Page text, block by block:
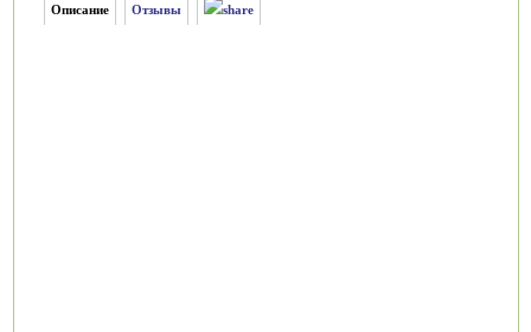
Описание Отзывы